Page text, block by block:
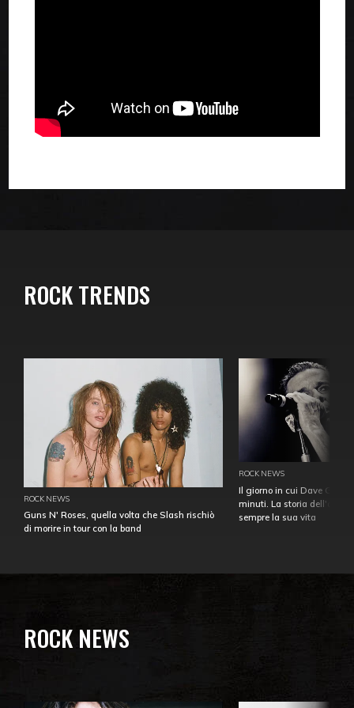
ROCK TRENDS
ROCK NEWS
Guns N' Roses, quella volta che Slash rischiò
di morire in tour con la band
ROCK NEWS
Il giorno in cui Dave
minuti. La storia
sempre la sua vita
ROCK NEWS